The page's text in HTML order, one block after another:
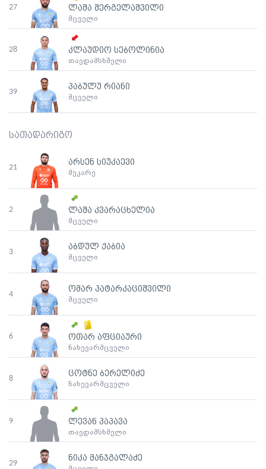
27 ლაშა შერგელაშვილი
მცველი
28 კლაუდიო სებოლინია
თავდამსხმელი
39
პაბულუ რიანი
მცველი
სათადარიგო
21
არსენ სიუკაევი
მეკარე
2 ლაშა კვარაცხელია
მცველი
3
აბდულ ქაბია
მცველი
4
ომარ პატარკაციშვილი
მცველი
6 ოთარ აფციაური
ნახევარმცველი
8
ცოტნე ბერელიძე
ნახევარმცველი
9 ლევან პაპავა
თავდამსხმელი
29
ნიკა მანჯგალაძე